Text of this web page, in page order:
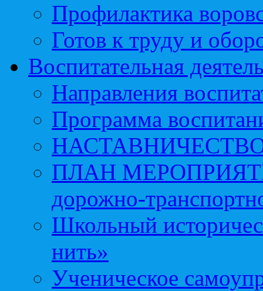
Профилактика
Готов к труду и
Воспитательная
Направления
Программа
ПЛАН МЕРОПРИЯТИЙ
дорожно-
Школьный
нить»
Ученическое